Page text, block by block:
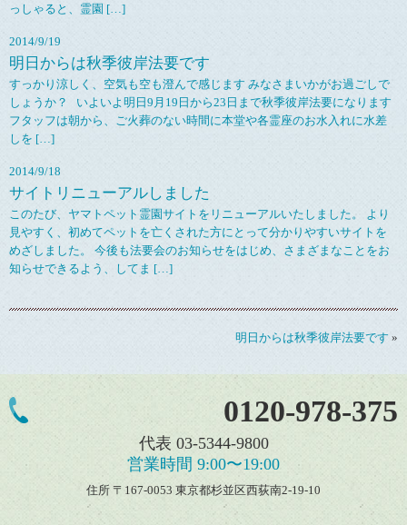
っしゃると、霊園 […]
2014/9/19
明日からは秋季彼岸法要です
すっかり涼しく、空気も空も澄んで感じます みなさまいかがお過ごしで
しょうか？ いよいよ明日9月19日から23日まで秋季彼岸法要になります
フタッフは朝から、ご火葬のない時間に本堂や各霊座のお水入れに水差
しを […]
2014/9/18
サイトリニューアルしました
このたび、ヤマトペット霊園サイトをリニューアルいたしました。 より
見やすく、初めてペットを亡くされた方にとって分かりやすいサイトを
めざしました。 今後も法要会のお知らせをはじめ、さまざまなことをお
知らせできるよう、してま […]
明日からは秋季彼岸法要です »
0120-978-375
代表 03-5344-9800
営業時間 9:00〜19:00
住所 〒167-0053 東京都杉並区西荻南2-19-10